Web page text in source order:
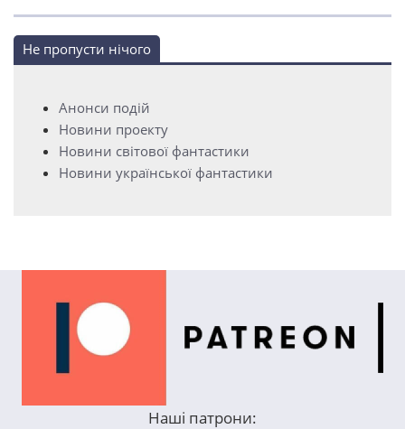
Не пропусти нічого
Анонси подій
Новини проекту
Новини світової фантастики
Новини української фантастики
Наші патрони: